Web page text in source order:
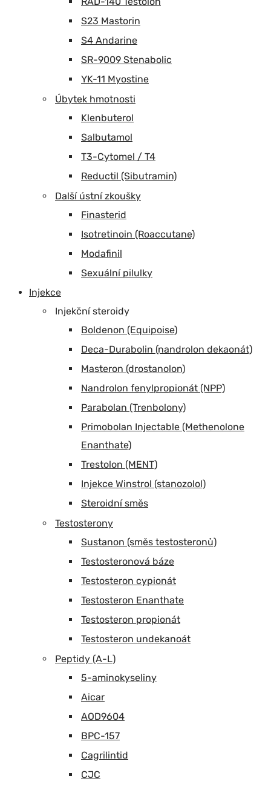
S23 Mastorin
S4 Andarine
SR-9009 Stenabolic
YK-11 Myostine
Úbytek hmotnosti
Klenbuterol
Salbutamol
T3-Cytomel / T4
Reductil (Sibutramin)
Další ústní zkoušky
Finasterid
Isotretinoin (Roaccutane)
Modafinil
Sexuální pilulky
Injekce
Injekční steroidy
Boldenon (Equipoise)
Deca-Durabolin (nandrolon dekaonát)
Masteron (drostanolon)
Nandrolon fenylpropionát (NPP)
Parabolan (Trenbolony)
Primobolan Injectable (Methenolone
Enanthate)
Trestolon (MENT)
Injekce Winstrol (stanozolol)
Steroidní směs
Testosterony
Sustanon (směs testosteronů)
Testosteronová báze
Testosteron cypionát
Testosteron Enanthate
Testosteron propionát
Testosteron undekanoát
Peptidy (A-L)
5-aminokyseliny
Aicar
AOD9604
BPC-157
Cagrilintid
CJC